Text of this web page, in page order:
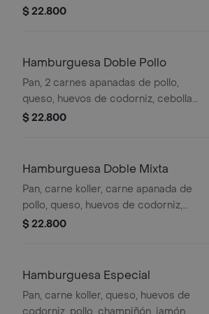
lechuga y salsas.
$ 22.800
Hamburguesa Doble Pollo
Pan, 2 carnes apanadas de pollo,
queso, huevos de codorniz, cebolla
grille, tomate, lechuga y salsas.
$ 22.800
Hamburguesa Doble Mixta
Pan, carne koller, carne apanada de
pollo, queso, huevos de codorniz,
ceboola grille, tomate, lechuga y
$ 22.800
Hamburguesa Especial
Pan, carne koller, queso, huevos de